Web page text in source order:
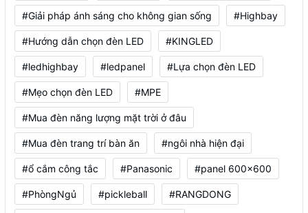
#Giải pháp ánh sáng cho không gian sống #Highbay
#Hướng dẫn chọn đèn LED #KINGLED
#ledhighbay #ledpanel #Lựa chọn đèn LED
#Mẹo chọn đèn LED #MPE
#Mua đèn năng lượng mặt trời ở đâu
#Mua đèn trang trí bàn ăn #ngôi nhà hiện đại
#ổ cắm công tắc #Panasonic #panel 600x600
#PhòngNgủ #pickleball #RANGDONG